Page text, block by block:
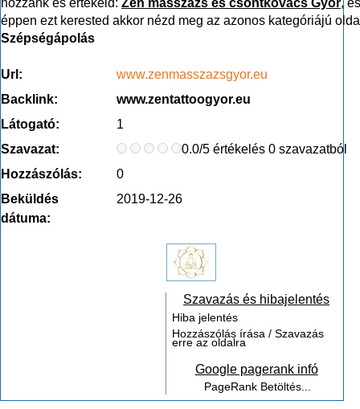
hozzánk és értékeld: Zen masszázs és csontkovács Győr,
éppen ezt kerested akkor nézd meg az azonos kategóriájú
Szépségápolás
Url:
www.zenmasszazsgyor.eu
Backlink:
www.zentattoogyor.eu
Látogató:
1
Szavazat:
0.0/5 értékelés 0 szavazatból
Hozzászólás:
0
Beküldés
dátuma:
2019-12-26
Szavazás és hibajelentés
Hiba jelentés
Hozzászólás írása / Szavazás
erre az oldalra
Google pagerank infó
PageRank Betöltés...